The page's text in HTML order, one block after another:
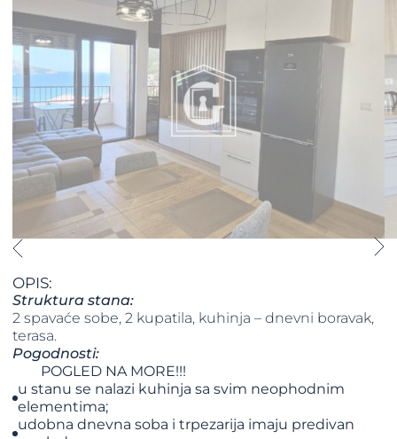
OPIS:
Struktura stana:
2 spavaće sobe, 2 kupatila, kuhinja – dnevni boravak,
terasa.
Pogodnosti:
POGLED NA MORE!!!
u stanu se nalazi kuhinja sa svim neophodnim
elementima;
udobna dnevna soba i trpezarija imaju predivan